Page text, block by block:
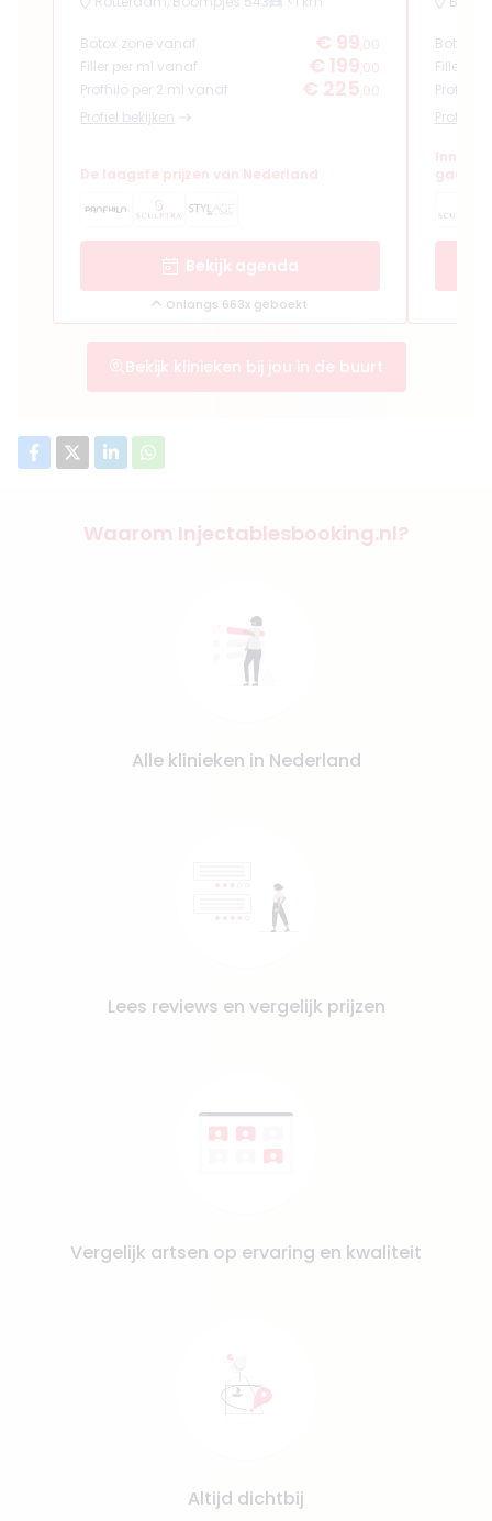
Botox zone vanaf € 99 ,00
Filler per ml vanaf
€ 199 ,00
Profhilo per 2 ml vanaf
€ 225 ,00
Profiel bekijken
De laagste prijzen van Nederland
Bekijk agenda
Onlangs 663x geboekt
Botox
Filler
Profhilo
Profiel
gaan
Bekijk klinieken bij jou in de buurt
Waarom Injectablesbooking.nl?
Alle klinieken in Nederland
Lees reviews en vergelijk prijzen
Vergelijk artsen op ervaring en kwaliteit
Altijd dichtbij